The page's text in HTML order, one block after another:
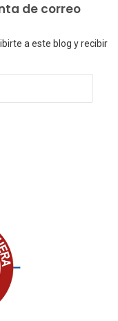
de correo
a este blog y recibir